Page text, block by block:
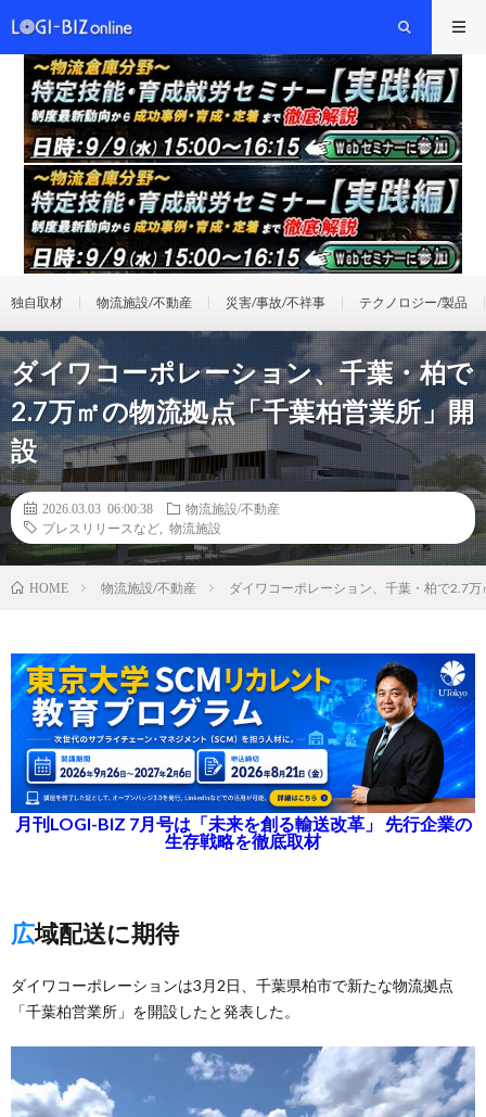
独自取材 物流施設/不動産 災害/事故/不祥事 テクノロジー/製品
ダイワコーポレーション、千葉・柏で
2.7万㎡の物流拠点「千葉柏営業所」開
設
2026.03.03 06:00:38
物流施設/不動産
プレスリリースなど
物流施設
HOME 物流施設/不動産 ダイワコーポレーション、千葉・柏で2.7
月刊LOGI-BIZ 7月号は「未来を創る輸送改革」 先行企業の
生存戦略を徹底取材
広域配送に期待
ダイワコーポレーションは3月2日、千葉県柏市で新たな物流拠点
「千葉柏営業所」を開設したと発表した。